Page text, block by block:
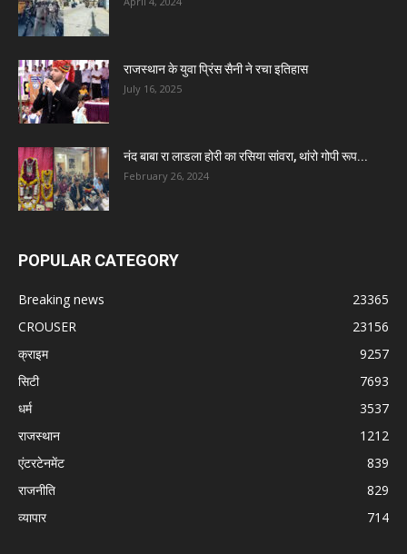
राजस्थान के युवा प्रिंस सैनी ने रचा इतिहास
July 16, 2025
नंद बाबा रा लाडला होरी का रसिया सांवरा, थांरो गोपी रूप...
February 26, 2024
POPULAR CATEGORY
Breaking news
23365
CROUSER
23156
क्राइम
9257
सिटी
7693
धर्म
3537
राजस्थान
1212
एंटरटेनमेंट
839
राजनीति
829
व्यापार
714